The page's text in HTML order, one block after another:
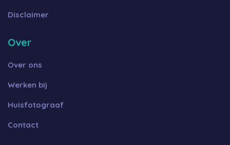
Disclaimer
Over
Over ons
Werken bij
Huisfotograaf
Contact